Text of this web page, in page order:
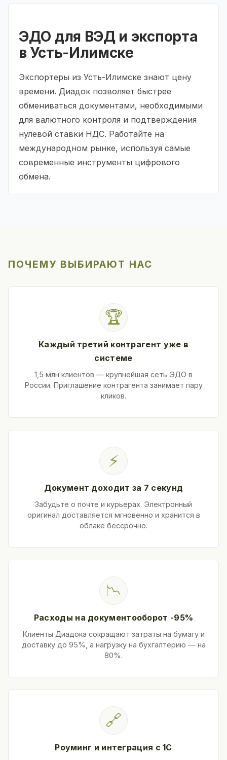
ЭДО для ВЭД и экспорта
в Усть-Илимске
Экспортеры из Усть-Илимске знают цену
времени. Диадок позволяет быстрее
обмениваться документами, необходимыми
для валютного контроля и подтверждения
нулевой ставки НДС. Работайте на
международном рынке, используя самые
современные инструменты цифрового
обмена.
ПОЧЕМУ ВЫБИРАЮТ НАС
🏆
Каждый третий контрагент уже в
системе
1,5 млн клиентов — крупнейшая сеть ЭДО в
России. Приглашение контрагента занимает пару
кликов.
⚡
Документ доходит за 7 секунд
Забудьте о почте и курьерах. Электронный
оригинал доставляется мгновенно и хранится в
облаке бессрочно.
📉
Расходы на документооборот -95%
Клиенты Диадока сокращают затраты на бумагу и
доставку до 95%, а нагрузку на бухгалтерию — на
80%.
🔗
Роуминг и интеграция с 1С